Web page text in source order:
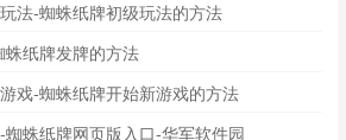
法-蜘蛛纸牌初级玩法的方法
纸牌发牌的方法
戏-蜘蛛纸牌开始新游戏的方法
蛛纸牌网页版入口-华军软件园